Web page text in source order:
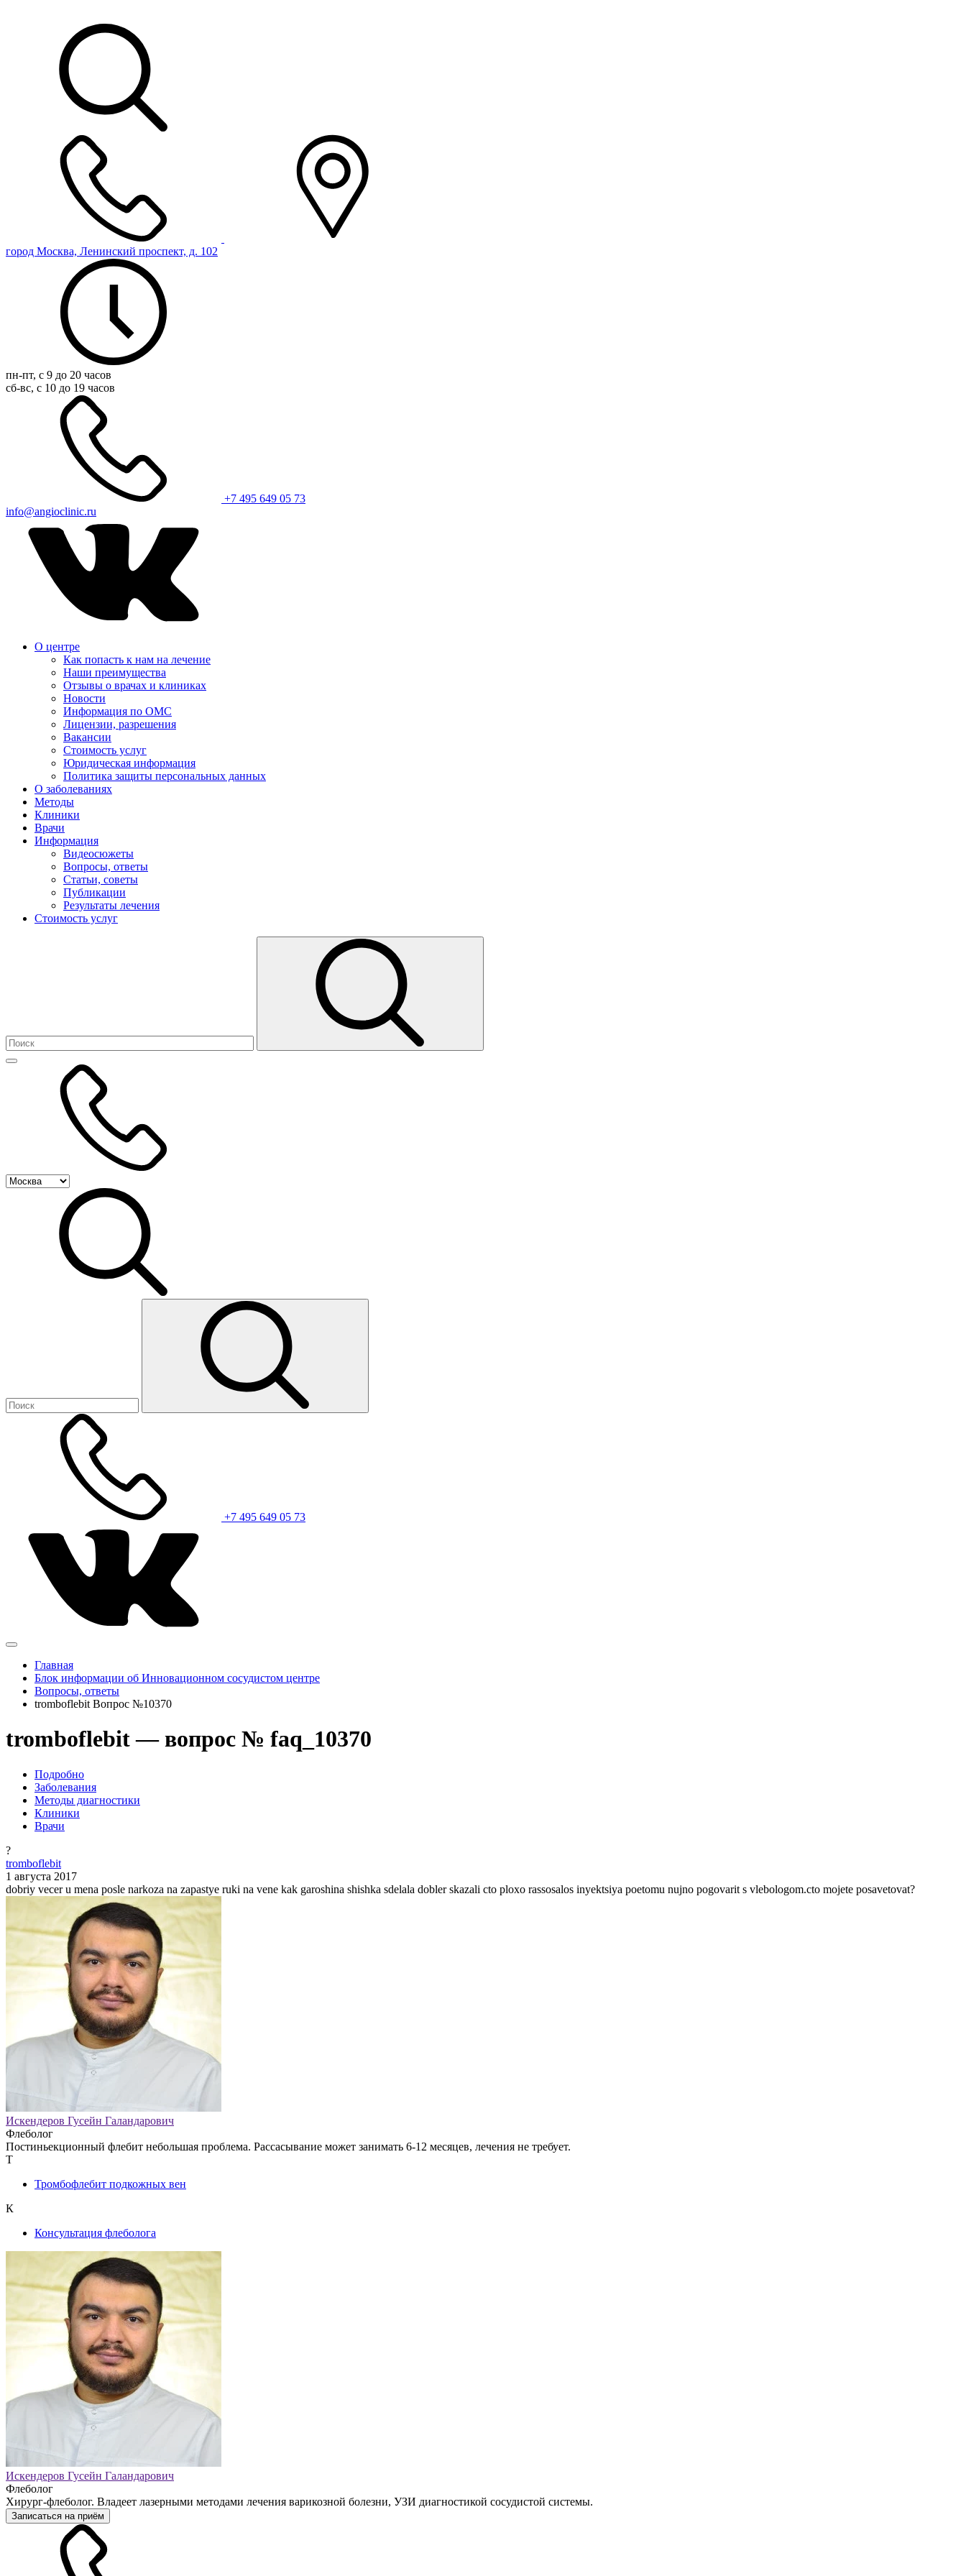
город Москва, Ленинский проспект, д. 102
пн-пт, с 9 до 20 часов
сб-вс, с 10 до 19 часов
+7 495 649 05 73
info@angioclinic.ru
О центре
Как попасть к нам на лечение
Наши преимущества
Отзывы о врачах и клиниках
Новости
Информация по ОМС
Лицензии, разрешения
Вакансии
Стоимость услуг
Юридическая информация
Политика защиты персональных данных
О заболеваниях
Методы
Клиники
Врачи
Информация
Видеосюжеты
Вопросы, ответы
Статьи, советы
Публикации
Результаты лечения
Стоимость услуг
+7 495 649 05 73
Главная
Блок информации об Инновационном сосудистом центре
Вопросы, ответы
tromboflebit Вопрос №10370
tromboflebit — вопрос № faq_10370
Подробно
Заболевания
Методы диагностики
Клиники
Врачи
?
tromboflebit
1 августа 2017
dobriy vecer u mena posle narkoza na zapastye ruki na vene kak garoshina shishka sdelala dobler skazali cto ploxo rassosalos inyektsiya poetomu nujno pogovarit s vlebologom.cto mojete posavetovat?
Искендеров Гусейн Галандарович
Флеболог
Постиньекционный флебит небольшая проблема. Рассасывание может занимать 6-12 месяцев, лечения не требует.
Т
Тромбофлебит подкожных вен
К
Консультация флеболога
Искендеров Гусейн Галандарович
Флеболог
Хирург-флеболог. Владеет лазерными методами лечения варикозной болезни, УЗИ диагностикой сосудистой системы.
Записаться на приём